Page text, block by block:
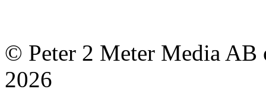
© Peter 2 Meter Media AB
2026